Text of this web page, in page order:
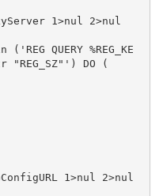
1>nul 2>nul
DO (
1>nul 2>nul